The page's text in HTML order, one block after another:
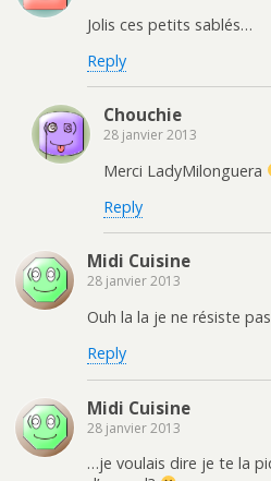
Jolis ces petits sablés…
Reply
Chouchie
28 janvier 2013
Merci LadyMilonguera
Reply
Midi Cuisine
28 janvier 2013
Ouh la la je ne résiste
Reply
Midi Cuisine
28 janvier 2013
…je voulais dire je te la